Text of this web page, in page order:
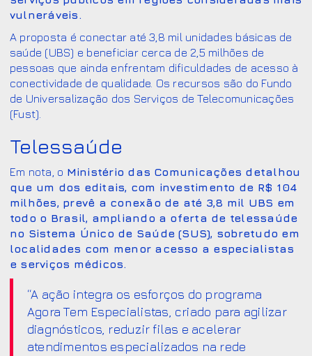
vulneráveis.
A proposta é conectar até 3,8 mil unidades básicas de
saúde (UBS) e beneficiar cerca de 2,5 milhões de
pessoas que ainda enfrentam dificuldades de acesso à
conectividade de qualidade. Os recursos são do Fundo
de Universalização dos Serviços de Telecomunicações
(Fust).
Telessaúde
Em nota, o Ministério das Comunicações detalhou
que um dos editais, com investimento de R$ 104
milhões, prevê a conexão de até 3,8 mil UBS em
todo o Brasil, ampliando a oferta de telessaúde
no Sistema Único de Saúde (SUS), sobretudo em
localidades com menor acesso a especialistas
e serviços médicos.
“A ação integra os esforços do programa
Agora Tem Especialistas, criado para agilizar
diagnósticos, reduzir filas e acelerar
atendimentos especializados na rede